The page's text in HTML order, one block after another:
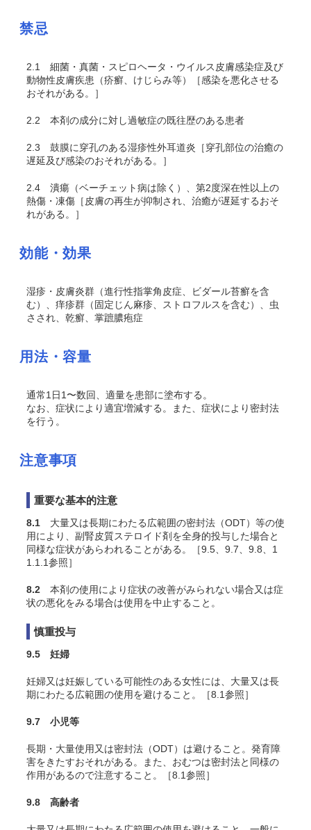
禁忌
2.1
細菌・真菌・スピロヘータ・ウイルス皮膚感染症及び
動物性皮膚疾患（疥癬、けじらみ等）［感染を悪化させる
おそれがある。］
2.2 本剤の成分に対し過敏症の既往歴のある患者
2.3 鼓膜に穿孔のある湿疹性外耳道炎［穿孔部位の治癒の
遅延及び感染のおそれがある。］
2.4 潰瘍（ベーチェット病は除く）、第2度深在性以上の
熱傷・凍傷［皮膚の再生が抑制され、治癒が遅延するおそ
れがある。］
効能・効果
湿疹・皮膚炎群（進行性指掌角皮症、ビダール苔癬を含
む）、痒疹群（固定じん麻疹、ストロフルスを含む）、虫
さされ、乾癬、掌蹠膿疱症
用法・容量
通常1日1〜数回、適量を患部に塗布する。
なお、症状により適宜増減する。また、症状により密封法
を行う。
注意事項
重要な基本的注意
8.1 大量又は長期にわたる広範囲の密封法（ODT）等の使
用により、副腎皮質ステロイド剤を全身的投与した場合と
同様な症状があらわれることがある。［9.5、9.7、9.8、1
1.1.1参照］
8.2 本剤の使用により症状の改善がみられない場合又は症
状の悪化をみる場合は使用を中止すること。
慎重投与
9.5 妊婦
妊婦又は妊娠している可能性のある女性には、大量又は長
期にわたる広範囲の使用を避けること。［8.1参照］
9.7 小児等
長期・大量使用又は密封法（ODT）は避けること。発育障
害をきたすおそれがある。また、おむつは密封法と同様の
作用があるので注意すること。［8.1参照］
9.8 高齢者